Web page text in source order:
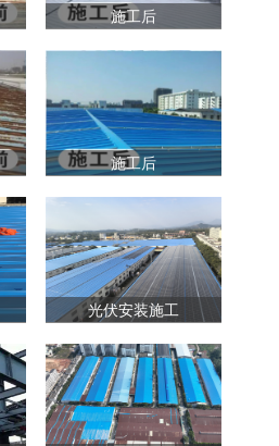
施工后
施工后
光伏安装施工